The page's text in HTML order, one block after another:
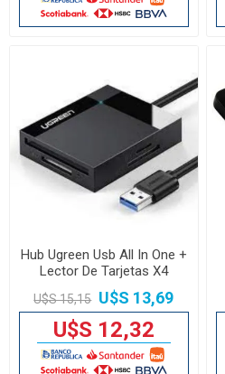
Hub Ugreen Usb All In One +
Lector De Tarjetas X4
U$S 15,15 U$S 13,69
U$S 12,32